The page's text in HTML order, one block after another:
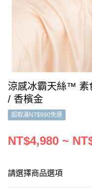
涼感冰霸天絲™ 素
/ 香檳金
超取滿NT$990免運
NT$4,980 ~
請選擇商品選項